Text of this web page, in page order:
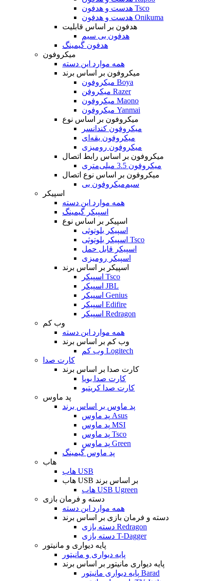
هدست و هدفون Tsco
هدست و هدفون Onikuma
هدفون بر اساس قابلیت
هدفون بی سیم
هدفون گیمینگ
میکروفون
همه موارد این دسته
میکروفون بر اساس برند
میکروفون Boya
میکروفن Razer
میکروفون Maono
میکروفون Yanmai
میکروفون بر اساس نوع
میکروفون کندانسر
میکروفون یقه‌ای
میکروفون رومیزی
میکروفون بر اساس رابط اتصال
میکروفون 3.5 میلی‌متری
میکروفون بر اساس نوع اتصال
میکروفون بی‌‎سیم
اسپیکر
همه موارد این دسته
اسپیکر گیمینگ
اسپیکر بر اساس نوع
اسپیکر بلوتوثی
اسپیکر بلوتوثی Tsco
اسپیکر قابل حمل
اسپیکر رومیزی
اسپیکر بر اساس برند
اسپیکر Tsco
اسپیکر JBL
اسپیکر Genius
اسپیکر Edifire
اسپیکر Redragon
وب کم
همه موارد این دسته
وب کم بر اساس برند
وب کم Logitech
کارت صدا
کارت صدا بر اساس برند
کارت صدا بویا
کارت صدا کریتیو
پد ماوس
پد ماوس بر اساس برند
پد ماوس Asus
پد ماوس MSI
پد ماوس Tsco
پد ماوس Green
پد ماوس گیمینگ
هاب
هاب USB
هاب USB بر اساس برند
هاب USB Ugreen
دسته و فرمان بازی
همه موارد این دسته
دسته و فرمان بازی بر اساس برند
دسته بازی Redragon
دسته بازی T-Dagger
پایه دیواری و مانیتور
پایه دیواری و مانیتور
پایه دیواری مانیتور بر اساس برند
پایه دیواری مانیتور Barad